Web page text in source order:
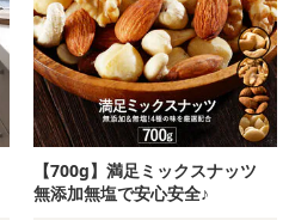
【700g】満足ミックスナッツ
無添加無塩で安心安全♪